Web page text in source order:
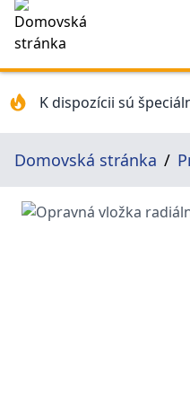
K dispozícii sú
Domovská stránka